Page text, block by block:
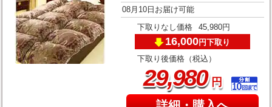
08月10日お届け可能
下取りなし価格 45,980円
16,000円下取り
下取り後価格（税込）
29,980円